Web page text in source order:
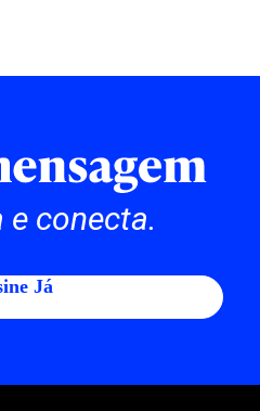
conecta.
Já